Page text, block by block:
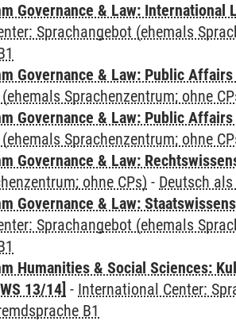
Governance & Law: International
Sprachangebot (ehemals
Governance & Law: Public Affairs
Sprachenzentrum; ohne
Governance & Law: Public
Sprachenzentrum; ohne
Governance & Law:
ohne CPs) - Deutsch
Governance & Law:
Sprachangebot (ehemals
Humanities & Social Sciences:
13/14] - International Center:
B1